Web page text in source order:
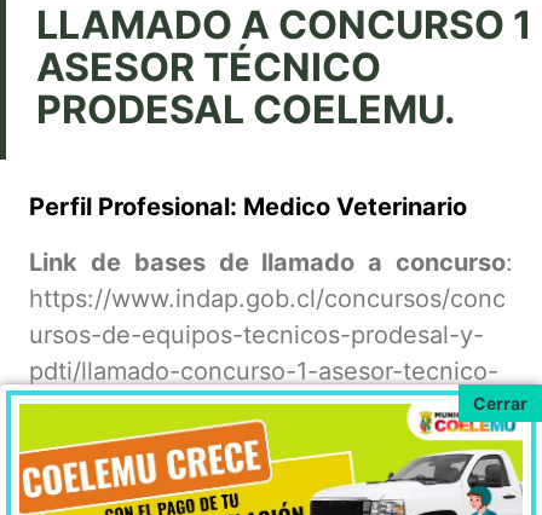
LLAMADO A CONCURSO 1
ASESOR TÉCNICO
PRODESAL COELEMU.
Perfil Profesional: Medico Veterinario
Link de bases de llamado a concurso:
https://www.indap.gob.cl/concursos/conc
ursos-de-equipos-tecnicos-prodesal-y-
pdti/llamado-concurso-1-asesor-tecnico-
48
La Ilustre Municipalidad de Coelemu,
llama a concurso público para proveer el